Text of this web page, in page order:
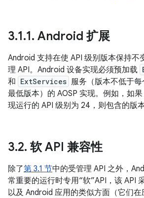
3.1.1. Android 扩展
Android 支持在使 API 级别版本保持不
理 API。Android 设备实现必须预加载
和 ExtServices 服务（版本不低于
最低版本）的 AOSP 实现。例如，如
现运行的 API 级别为 24，则包含的版
3.2. 软 API 兼容性
除了第 3.1 节中的受管理 API 之外，
常重要的运行时专用“软”API，该 API
以及 Android 应用的类似方面（它们